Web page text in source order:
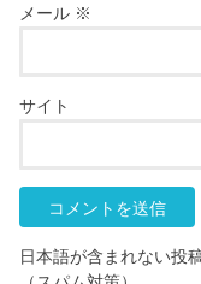
メール ※
サイト
日本語が含まれない投